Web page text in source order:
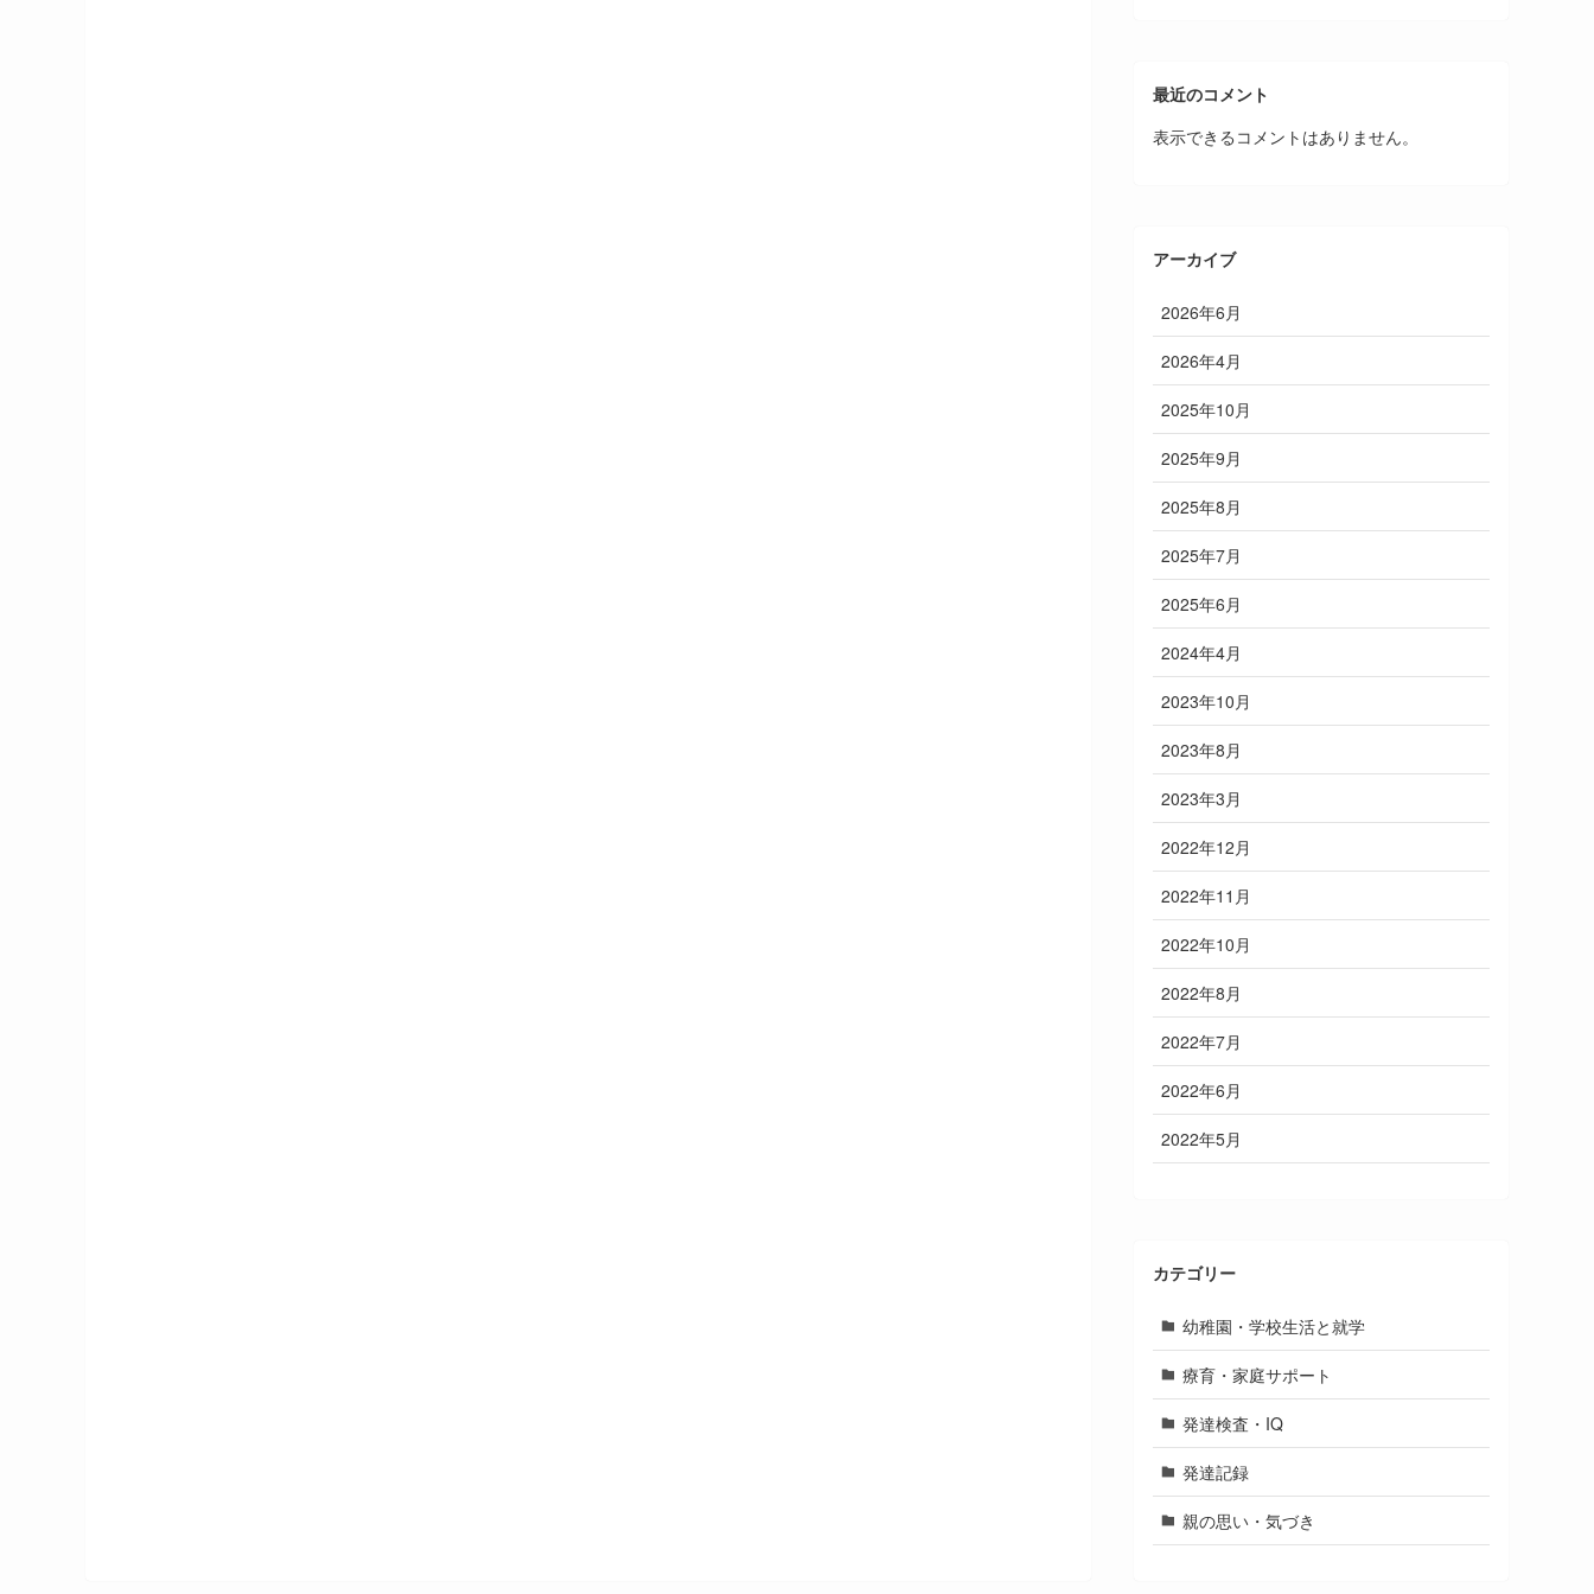
最近のコメント
表示できるコメントはありません。
アーカイブ
2026年6月
2026年4月
2025年10月
2025年9月
2025年8月
2025年7月
2025年6月
2024年4月
2023年10月
2023年8月
2023年3月
2022年12月
2022年11月
2022年10月
2022年8月
2022年7月
2022年6月
2022年5月
カテゴリー
幼稚園・学校生活と就学
療育・家庭サポート
発達検査・IQ
発達記録
親の思い・気づき